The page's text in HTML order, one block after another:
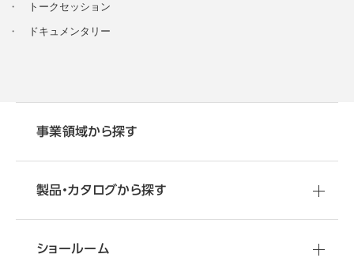
・ トークセッション
・ ドキュメンタリー
事業領域から探す
製品・カタログから探す
ショールーム